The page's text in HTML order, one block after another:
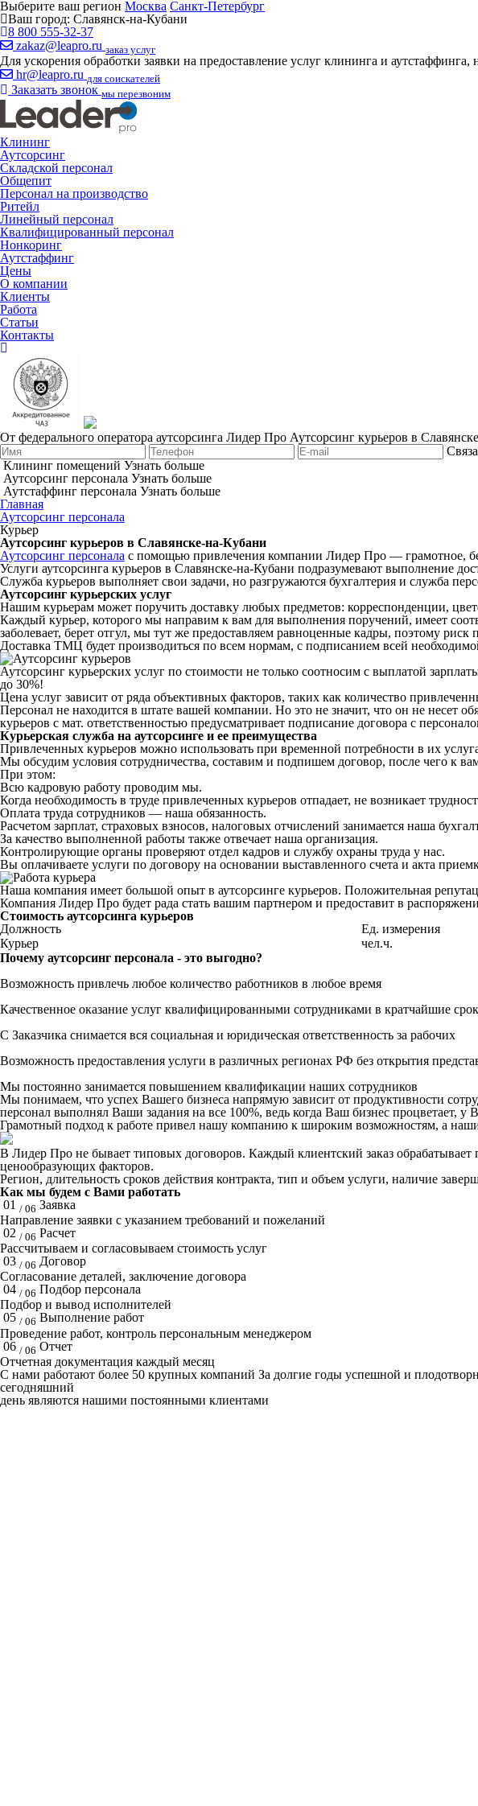
Выберите ваш регион Москва Санкт-Петербург
Ваш город: Славянск-на-Кубани
8 800 555-32-37
zakaz@leapro.ru заказ услуг
Для ускорения обработки заявки на предоставление услуг клининга и
hr@leapro.ru для соискателей
Заказать звонок мы перезвоним
Клининг
Аутсорсинг
Складской персонал
Общепит
Персонал на производство
Ритейл
Линейный персонал
Квалифицированный персонал
Нонкоринг
Аутстаффинг
Цены
О компании
Клиенты
Работа
Статьи
Контакты
От федерального оператора аутсорсинга Лидер Про Аутсорсинг курьеров в
Клининг помещений Узнать больше
Аутсорсинг персонала Узнать больше
Аутстаффинг персонала Узнать больше
Главная
Аутсорсинг персонала
Курьер
Аутсорсинг курьеров в Славянске-на-Кубани
Аутсорсинг персонала с помощью привлечения компании Лидер Про — грамотное,
Услуги аутсорсинга курьеров в Славянске-на-Кубани подразумевают выполнение
Служба курьеров выполняет свои задачи, но разгружаются бухгалтерия и служба
Аутсорсинг курьерских услуг
Нашим курьерам может поручить доставку любых предметов: корреспонденции,
Каждый курьер, которого мы направим к вам для выполнения поручений, имеет
заболевает, берет отгул, мы тут же предоставляем равноценные кадры, поэтому риск
Доставка ТМЦ будет производиться по всем нормам, с подписанием всей
Аутсорсинг курьерских услуг по стоимости не только соотносим с выплатой
до 30%!
Цена услуг зависит от ряда объективных факторов, таких как количество
Персонал не находится в штате вашей компании. Но это не значит, что он не несет
курьеров с мат. ответственностью предусматривает подписание договора с
Курьерская служба на аутсорсинге и ее преимущества
Привлеченных курьеров можно использовать при временной потребности в их
Мы обсудим условия сотрудничества, составим и подпишем договор, после чего к
При этом:
Всю кадровую работу проводим мы.
Когда необходимость в труде привлеченных курьеров отпадает, не возникает
Оплата труда сотрудников — наша обязанность.
Расчетом зарплат, страховых взносов, налоговых отчислений занимается наша
За качество выполненной работы также отвечает наша организация.
Контролирующие органы проверяют отдел кадров и службу охраны труда у нас.
Вы оплачиваете услуги по договору на основании выставленного счета и акта
Наша компания имеет большой опыт в аутсорсинге курьеров. Положительная
Компания Лидер Про будет рада стать вашим партнером и предоставит в
Стоимость аутсорсинга курьеров
Должность
Ед. измерения
Курьер
чел.ч.
Почему аутсорсинг персонала - это выгодно?
Возможность привлечь любое количество работников в любое время
Качественное оказание услуг квалифицированными сотрудниками в кратчайшие
С Заказчика снимается вся социальная и юридическая ответственность за рабочих
Возможность предоставления услуги в различных регионах РФ без открытия
Мы постоянно занимается повышением квалификации наших сотрудников
Мы понимаем, что успех Вашего бизнеса напрямую зависит от продуктивности
персонал выполнял Ваши задания на все 100%, ведь когда Ваш бизнес процветает, у
Грамотный подход к работе привел нашу компанию к широким возможностям, а
В Лидер Про не бывает типовых договоров. Каждый клиентский заказ
ценообразующих факторов.
Регион, длительность сроков действия контракта, тип и объем услуги, наличие
Как мы будем с Вами работать
01 / 06 Заявка
Направление заявки с указанием требований и пожеланий
02 / 06 Расчет
Рассчитываем и согласовываем стоимость услуг
03 / 06 Договор
Согласование деталей, заключение договора
04 / 06 Подбор персонала
Подбор и вывод исполнителей
05 / 06 Выполнение работ
Проведение работ, контроль персональным менеджером
06 / 06 Отчет
Отчетная документация каждый месяц
C нами работают более 50 крупных компаний За долгие годы успешной и
сегодняшний
день являются нашими постоянными клиентами